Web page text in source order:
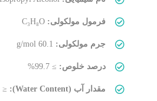
فرمول مولکولی: C₃H₈O
جرم مولکولی: 60.1 g/mol
درصد خلوص: ≥ 99.7%
مقدار آب (Water Content): ≤ 0.2%